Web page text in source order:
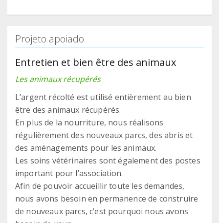
Projeto apoiado
Entretien et bien être des animaux
Les animaux récupérés
L’argent récolté est utilisé entièrement au bien
être des animaux récupérés.
En plus de la nourriture, nous réalisons
régulièrement des nouveaux parcs, des abris et
des aménagements pour les animaux.
Les soins vétérinaires sont également des postes
important pour l’association.
Afin de pouvoir accueillir toute les demandes,
nous avons besoin en permanence de construire
de nouveaux parcs, c’est pourquoi nous avons